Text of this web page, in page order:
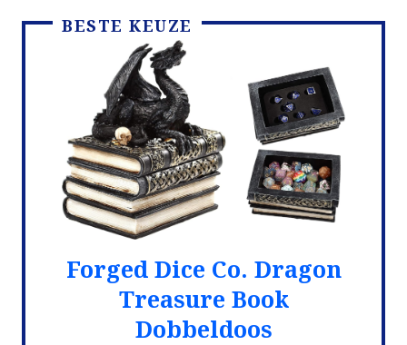
BESTE KEUZE
Forged Dice Co. Dragon
Treasure Book
Dobbeldoos